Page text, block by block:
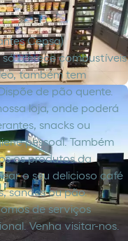
Cepsa)
só oferece combustíveis
também tem
de pão quente.
loja, onde poderá
snacks ou
pessoal. Também
os produtos da
o seu delicioso café
sandes ou pão.
de serviços
Venha visitar-nos.